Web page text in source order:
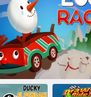
„Dora“ automobilių lenktynės